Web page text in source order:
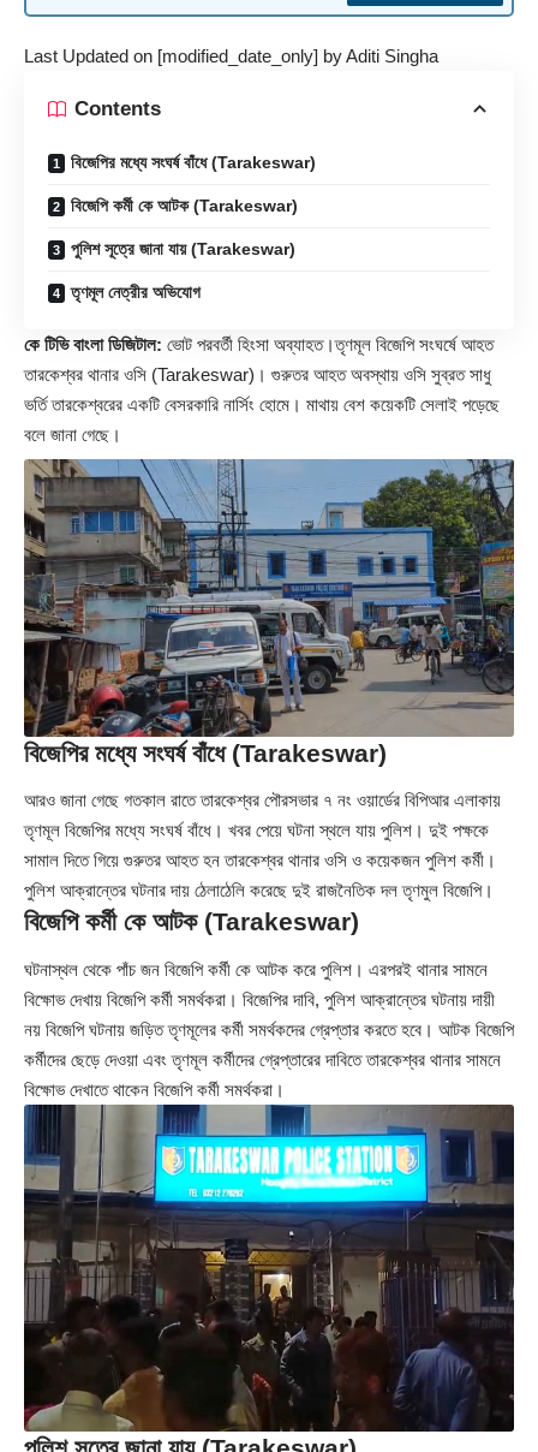
Last Updated on [modified_date_only] byAditi Singha
Contents
বিজেপির মধ্যে সংঘর্ষ বাঁধে (Tarakeswar)
বিজেপি কর্মী কে আটক (Tarakeswar)
পুলিশ সূত্রে জানা যায় (Tarakeswar)
তৃণমূল নেত্রীর অভিযোগ
কে টিভি বাংলা ডিজিটাল: ভোট পরবর্তী হিংসা অব্যাহত।তৃণমূল বিজেপি সংঘর্ষে আহত
তারকেশ্বর থানার ওসি (Tarakeswar)। গুরুতর আহত অবস্থায় ওসি সুব্রত সাধু
ভর্তি তারকেশ্বরের একটি বেসরকারি নার্সিং হোমে। মাথায় বেশ কয়েকটি সেলাই পড়েছে
বলে জানা গেছে।
বিজেপির মধ্যে সংঘর্ষ বাঁধে (Tarakeswar)
আরও জানা গেছে গতকাল রাতে তারকেশ্বর পৌরসভার ৭ নং ওয়ার্ডের বিপিআর এলাকায়
তৃণমূল বিজেপির মধ্যে সংঘর্ষ বাঁধে। খবর পেয়ে ঘটনা স্থলে যায় পুলিশ। দুই পক্ষকে
সামাল দিতে গিয়ে গুরুতর আহত হন তারকেশ্বর থানার ওসি ও কয়েকজন পুলিশ কর্মী।
পুলিশ আক্রান্তের ঘটনার দায় ঠেলাঠেলি করেছে দুই রাজনৈতিক দল তৃণমুল বিজেপি।
বিজেপি কর্মী কে আটক (Tarakeswar)
ঘটনাস্থল থেকে পাঁচ জন বিজেপি কর্মী কে আটক করে পুলিশ। এরপরই থানার সামনে
বিক্ষোভ দেখায় বিজেপি কর্মী সমর্থকরা। বিজেপির দাবি, পুলিশ আক্রান্তের ঘটনায় দায়ী
নয় বিজেপি ঘটনায় জড়িত তৃণমূলের কর্মী সমর্থকদের গ্রেপ্তার করতে হবে। আটক বিজেপি
কর্মীদের ছেড়ে দেওয়া এবং তৃণমূল কর্মীদের গ্রেপ্তারের দাবিতে তারকেশ্বর থানার সামনে
বিক্ষোভ দেখাতে থাকেন বিজেপি কর্মী সমর্থকরা।